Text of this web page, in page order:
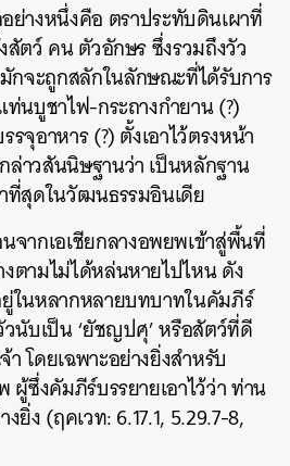
างหนึ่งคือ ตราประทับดินเผาที่
ตว์ คน ตัวอักษร ซึ่งรวมถึงวัว
จะถูกสลักในลักษณะที่ได้รับการ
นบูชาไฟ-กระถางกำยาน (?)
จุอาหาร (?) ตั้งเอาไว้ตรงหน้า
ล่าวสันนิษฐานว่า เป็นหลักฐาน
ที่สุดในวัฒนธรรมอินเดีย
จากเอเชียกลางอพยพเข้าสู่พื้นที่
ตามไม่ได้หล่นหายไปไหน ดัง
ในหลากหลายบทบาทในคัมภีร์
นับเป็น ‘ยัชญปศุ’ หรือสัตว์ที่ดี
โดยเฉพาะอย่างยิ่งสำหรับ
ผู้ซึ่งคัมภีร์บรรยายเอาไว้ว่า ท่าน
ยิ่ง (ฤคเวท: 6.17.1, 5.29.7-8,